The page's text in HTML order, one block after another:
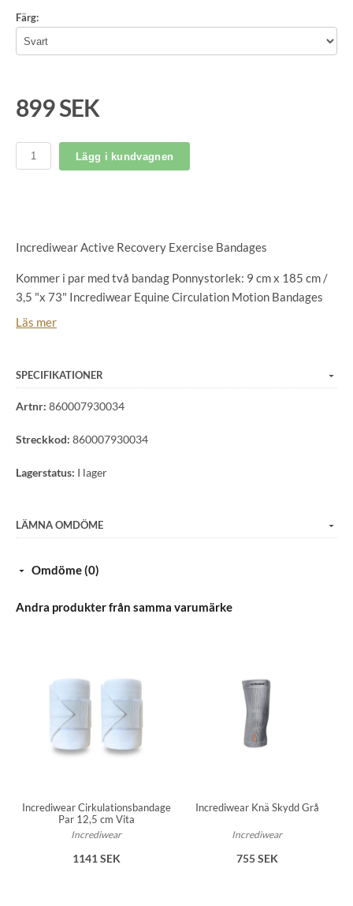
Färg:
899 SEK
Lägg i kundvagnen
Incrediwear Active Recovery Exercise Bandages
Kommer i par med två bandag Ponnystorlek: 9 cm x 185 cm /
3,5 "x 73" Incrediwear Equine Circulation Motion Bandages
passar bekvämt runt hästens ben och är skapade för att
träningspass; Återhämtning av skador; Omedelbar isbildning
(när den är våt).
Läs mer
SPECIFIKATIONER
Artnr: 860007930034
Streckkod: 860007930034
Lagerstatus: I lager
LÄMNA OMDÖME
Omdöme (0)
Andra produkter från samma varumärke
Incrediwear Cirkulationsbandage
Par 12,5 cm Vita
Incrediwear
1141 SEK
Incrediwear Knä Skydd Grå
Incrediwear
755 SEK